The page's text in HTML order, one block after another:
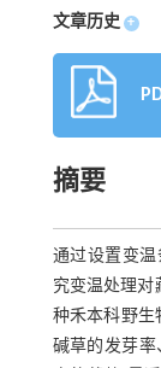
文章历史 +
摘要
通过设置变
究变温处理对
种禾本科野生
碱草的发芽